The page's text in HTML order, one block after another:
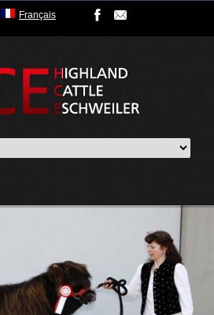
Français